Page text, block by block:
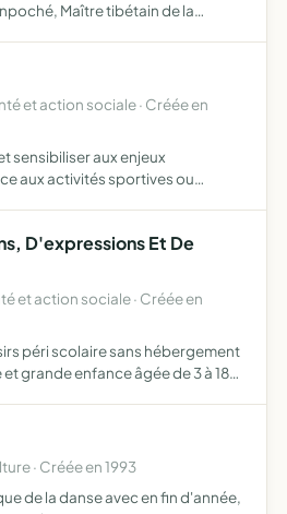
Maître tibétain de la
et action sociale · Créée en
sensibiliser aux enjeux
aux activités sportives ou
D'expressions Et De
et action sociale · Créée en
péri scolaire sans hébergement
grande enfance âgée de 3 à 18
· Créée en 1993
de la danse avec en fin d'année,